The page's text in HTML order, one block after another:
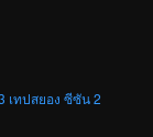
เทปสยอง ซีซัน 2